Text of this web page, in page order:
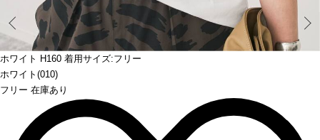
ホワイト H160 着用サイズ:フリー
ホワイト(010)
フリー 在庫あり
Prev